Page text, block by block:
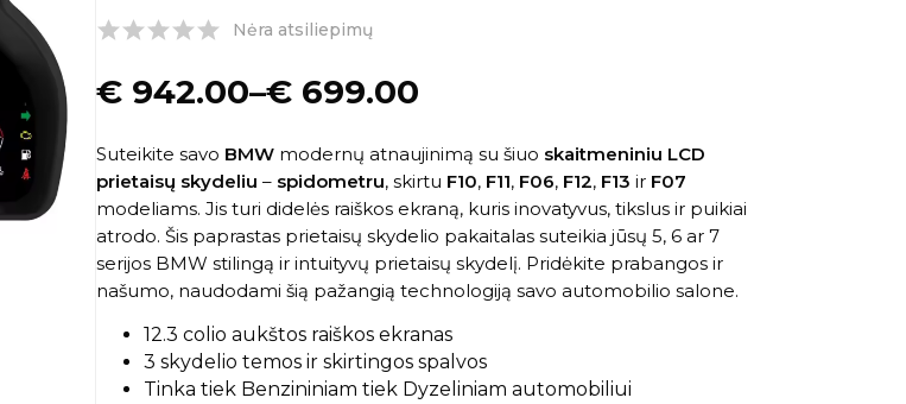
Nėra atsiliepimų
€ 699.00
–
€ 942.00
Suteikite savo BMW modernų atnaujinimą su šiuo skaitmeniniu LCD
prietaisų skydeliu – spidometru, skirtu F10, F11, F06, F12, F13 ir F07
modeliams. Jis turi didelės raiškos ekraną, kuris inovatyvus, tikslus ir puikiai
atrodo. Šis paprastas prietaisų skydelio pakaitalas suteikia jūsų 5, 6 ar 7
serijos BMW stilingą ir intuityvų prietaisų skydelį. Pridėkite prabangos ir
našumo, naudodami šią pažangią technologiją savo automobilio salone.
12.3 colio aukštos raiškos ekranas
3 skydelio temos ir skirtingos spalvos
Tinka tiek Benzininiam tiek Dyzeliniam automobiliui